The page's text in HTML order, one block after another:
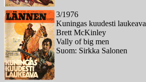
3/1976
Kuningas kuudesti laukeava
Brett McKinley
Vally of big men
Suom: Sirkka Salonen